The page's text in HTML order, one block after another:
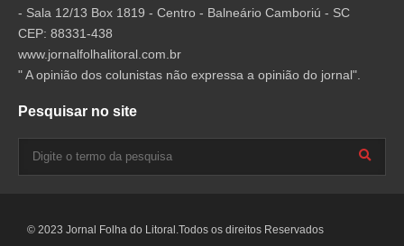
- Sala 12/13 Box 1819 - Centro - Balneário Camboriú - SC
CEP: 88331-438
www.jornalfolhalitoral.com.br
" A opinião dos colunistas não expressa a opinião do jornal".
Pesquisar no site
© 2023 Jornal Folha do Litoral.Todos os direitos Reservados